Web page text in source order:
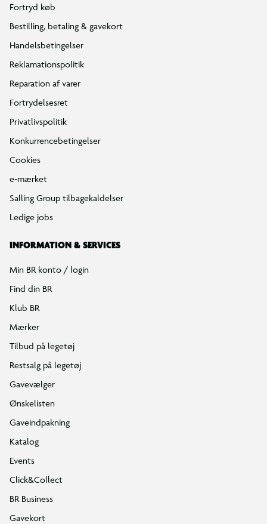
Fortryd køb
Bestilling, betaling & gavekort
Handelsbetingelser
Reklamationspolitik
Reparation af varer
Fortrydelsesret
Privatlivspolitik
Konkurrencebetingelser
Cookies
e-mærket
Salling Group tilbagekaldelser
Ledige jobs
INFORMATION & SERVICES
Min BR konto / login
Find din BR
Klub BR
Mærker
Tilbud på legetøj
Restsalg på legetøj
Gavevælger
Ønskelisten
Gaveindpakning
Katalog
Events
Click&Collect
BR Business
Gavekort